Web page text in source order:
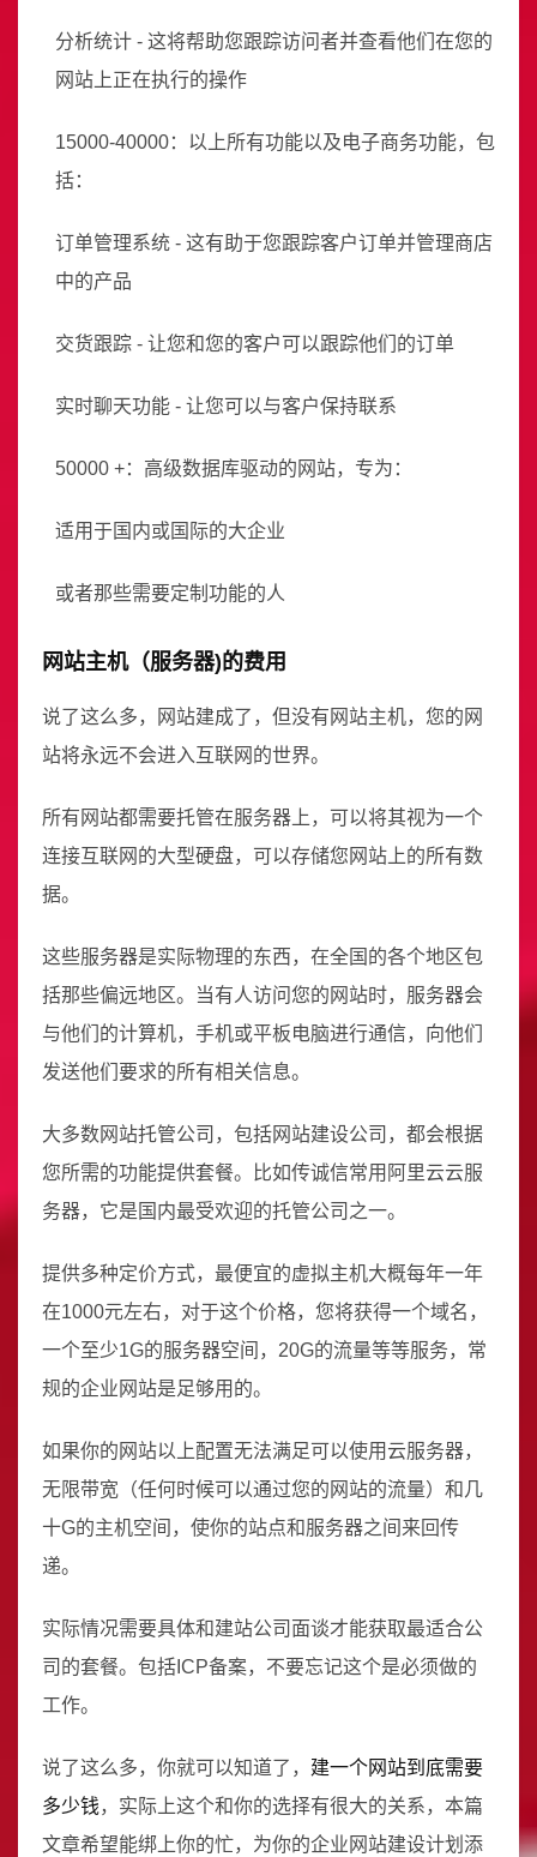
分析统计 - 这将帮助您跟踪访问者并查看他们在您的
网站上正在执行的操作
15000-40000：以上所有功能以及电子商务功能，包
括：
订单管理系统 - 这有助于您跟踪客户订单并管理商店
中的产品
交货跟踪 - 让您和您的客户可以跟踪他们的订单
实时聊天功能 - 让您可以与客户保持联系
50000 +：高级数据库驱动的网站，专为：
适用于国内或国际的大企业
或者那些需要定制功能的人
网站主机（服务器)的费用
说了这么多，网站建成了，但没有网站主机，您的网
站将永远不会进入互联网的世界。
所有网站都需要托管在服务器上，可以将其视为一个
连接互联网的大型硬盘，可以存储您网站上的所有数
据。
这些服务器是实际物理的东西，在全国的各个地区包
括那些偏远地区。当有人访问您的网站时，服务器会
与他们的计算机，手机或平板电脑进行通信，向他们
发送他们要求的所有相关信息。
大多数网站托管公司，包括网站建设公司，都会根据
您所需的功能提供套餐。比如传诚信常用阿里云云服
务器，它是国内最受欢迎的托管公司之一。
提供多种定价方式，最便宜的虚拟主机大概每年一年
在1000元左右，对于这个价格，您将获得一个域名，
一个至少1G的服务器空间，20G的流量等等服务，常
规的企业网站是足够用的。
如果你的网站以上配置无法满足可以使用云服务器，
无限带宽（任何时候可以通过您的网站的流量）和几
十G的主机空间，使你的站点和服务器之间来回传
递。
实际情况需要具体和建站公司面谈才能获取最适合公
司的套餐。包括ICP备案，不要忘记这个是必须做的
工作。
说了这么多，你就可以知道了， 建一个网站到底需要
多少钱，实际上这个和你的选择有很大的关系，本篇
文章希望能绑上你的忙，为你的企业网站建设计划添